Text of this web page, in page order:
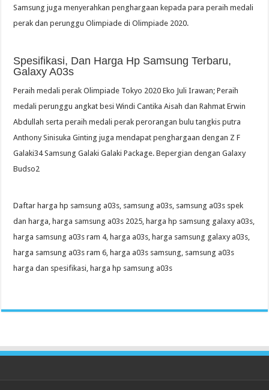
Samsung juga menyerahkan penghargaan kepada para peraih medali
perak dan perunggu Olimpiade di Olimpiade 2020.
Spesifikasi, Dan Harga Hp Samsung Terbaru,
Galaxy A03s
Peraih medali perak Olimpiade Tokyo 2020 Eko Juli Irawan; Peraih
medali perunggu angkat besi Windi Cantika Aisah dan Rahmat Erwin
Abdullah serta peraih medali perak perorangan bulu tangkis putra
Anthony Sinisuka Ginting juga mendapat penghargaan dengan Z F
Galaki34 Samsung Galaki Galaki Package. Bepergian dengan Galaxy
Budso2
Daftar harga hp samsung a03s, samsung a03s, samsung a03s spek
dan harga, harga samsung a03s 2025, harga hp samsung galaxy a03s,
harga samsung a03s ram 4, harga a03s, harga samsung galaxy a03s,
harga samsung a03s ram 6, harga a03s samsung, samsung a03s
harga dan spesifikasi, harga hp samsung a03s